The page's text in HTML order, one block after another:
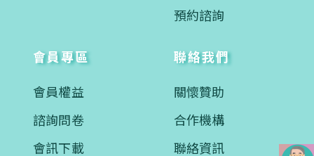
預約諮詢
會員專區
會員權益
諮詢問卷
會訊下載
聯絡我們
關懷贊助
合作機構
聯絡資訊